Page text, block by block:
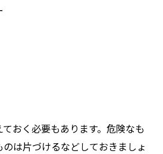
おく必要もあります。危険なも
は片づけるなどしておきましょ